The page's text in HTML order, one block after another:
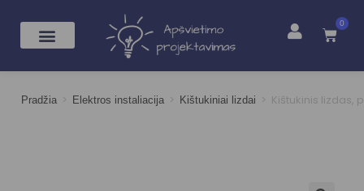
0
Pradžia > Elektros instaliacija > Kištukiniai lizdai > Kištukinis lizdas,